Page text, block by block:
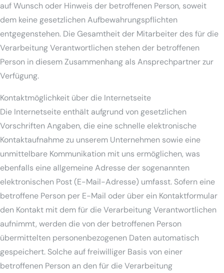
auf Wunsch oder Hinweis der betroffenen Person, soweit
dem keine gesetzlichen Aufbewahrungspflichten
entgegenstehen. Die Gesamtheit der Mitarbeiter des für die
Verarbeitung Verantwortlichen stehen der betroffenen
Person in diesem Zusammenhang als Ansprechpartner zur
Verfügung.
Kontaktmöglichkeit über die Internetseite
Die Internetseite enthält aufgrund von gesetzlichen
Vorschriften Angaben, die eine schnelle elektronische
Kontaktaufnahme zu unserem Unternehmen sowie eine
unmittelbare Kommunikation mit uns ermöglichen, was
ebenfalls eine allgemeine Adresse der sogenannten
elektronischen Post (E-Mail-Adresse) umfasst. Sofern eine
betroffene Person per E-Mail oder über ein Kontaktformular
den Kontakt mit dem für die Verarbeitung Verantwortlichen
aufnimmt, werden die von der betroffenen Person
übermittelten personenbezogenen Daten automatisch
gespeichert. Solche auf freiwilliger Basis von einer
betroffenen Person an den für die Verarbeitung